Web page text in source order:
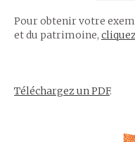
Pour obtenir votre
et du patrimoine,
Téléchargez un PDF.